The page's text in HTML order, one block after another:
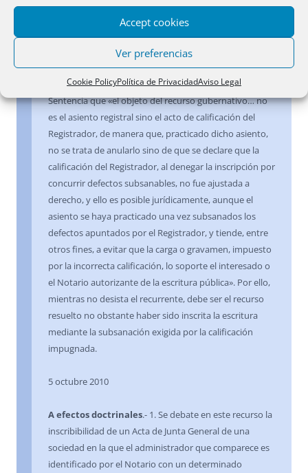
Accept cookies
Ver preferencias
Cookie PolicyPolítica de PrivacidadAviso Legal
Hipotecaria, resulta que el Notario autorizante del
recurso, aunque se haya subsanado el defecto, por
estar interesado en la inscripción, habida cuenta de las
responsabilidades legalmente definidas. Y añade dicha
Sentencia que «el objeto del recurso gubernativo… no
es el asiento registral sino el acto de calificación del
Registrador, de manera que, practicado dicho asiento,
no se trata de anularlo sino de que se declare que la
calificación del Registrador, al denegar la inscripción por
concurrir defectos subsanables, no fue ajustada a
derecho, y ello es posible jurídicamente, aunque el
asiento se haya practicado una vez subsanados los
defectos apuntados por el Registrador, y tiende, entre
otros fines, a evitar que la carga o gravamen, impuesto
por la incorrecta calificación, lo soporte el interesado o
el Notario autorizante de la escritura pública». Por ello,
mientras no desista el recurrente, debe ser el recurso
resuelto no obstante haber sido inscrita la escritura
mediante la subsanación exigida por la calificación
impugnada.
5 octubre 2010
A efectos doctrinales.- 1. Se debate en este recurso la
inscribibilidad de un Acta de Junta General de una
sociedad en la que el administrador que comparece es
identificado por el Notario con un determinado